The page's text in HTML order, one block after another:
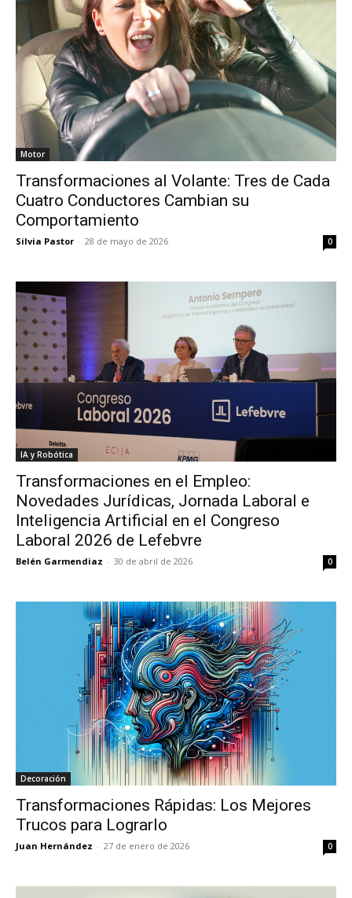
Motor
Transformaciones al Volante: Tres de Cada
Cuatro Conductores Cambian su
Comportamiento
Silvia Pastor - 28 de mayo de 2026 0
IA y Robótica
Transformaciones en el Empleo:
Novedades Jurídicas, Jornada Laboral e
Inteligencia Artificial en el Congreso
Laboral 2026 de Lefebvre
Belén Garmendiaz - 30 de abril de 2026 0
Decoración
Transformaciones Rápidas: Los Mejores
Trucos para Lograrlo
Juan Hernández - 27 de enero de 2026 0